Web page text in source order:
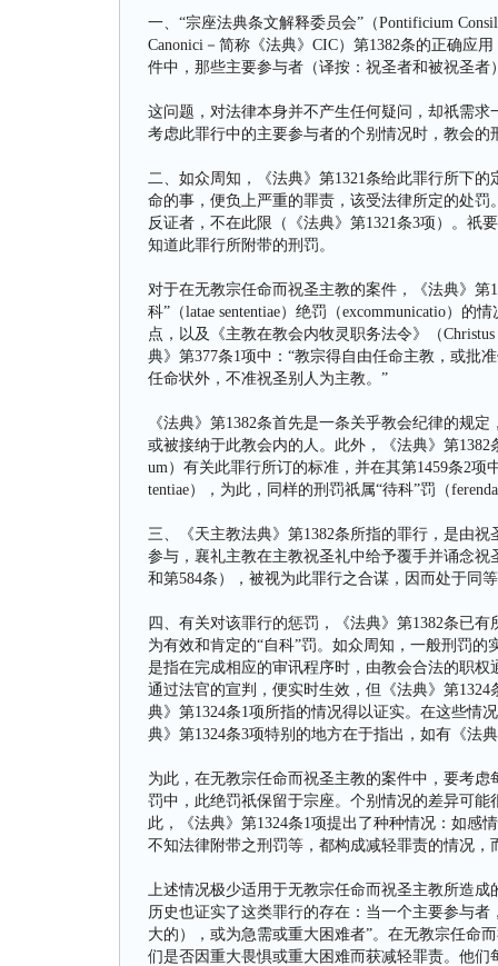
一、“宗座法典条文解释委员会”（Pontificium
Canonici－简称《法典》CIC）第1382条的正确应
件中，那些主要参与者（译按：祝圣者和被祝圣者
这问题，对法律本身并不产生任何疑问，却祇需
考虑此罪行中的主要参与者的个别情况时，教会的
二、如众周知，《法典》第1321条给此罪行所下
命的事，便负上严重的罪责，该受法律所定的处
反证者，不在此限（《法典》第1321条3项）。祇
知道此罪行所附带的刑罚。
对于在无教宗任命而祝圣主教的案件，《法典》
科”（latae sententiae）绝罚（excommunicatio）的
点，以及《主教在教会内牧灵职务法令》（
典》第377条1项中：“教宗得自由任命主教，或批
任命状外，不准祝圣别人为主教。”
《法典》第1382条首先是一条关乎教会纪律的规
或被接纳于此教会内的人。此外，《法典》第1382
um）有关此罪行所订的标准，并在其第1459条2项
tentiae），为此，同样的刑罚祇属“待科”罚（
三、《天主教法典》第1382条所指的罪行，是由
参与，襄礼主教在主教祝圣礼中给予覆手并诵念祝
和第584条），被视为此罪行之合谋，因而处于同
四、有关对该罪行的惩罚，《法典》第1382条已
为有效和肯定的“自科”罚。如众周知，一般刑罚的
是指在完成相应的审讯程序时，由教会合法的职
通过法官的宣判，便实时生效，但《法典》第
典》第1324条1项所指的情况得以证实。在这些情
典》第1324条3项特别的地方在于指出，如有《法
为此，在无教宗任命而祝圣主教的案件中，要考
罚中，此绝罚祇保留于宗座。个别情况的差异可
此，《法典》第1324条1项提出了种种情况：如感
不知法律附带之刑罚等，都构成减轻罪责的情况，
上述情况极少适用于无教宗任命而祝圣主教所造
历史也证实了这类罪行的存在：当一个主要参与
大的），或为急需或重大困难者”。在无教宗任命
们是否因重大畏惧或重大困难而获减轻罪责。他